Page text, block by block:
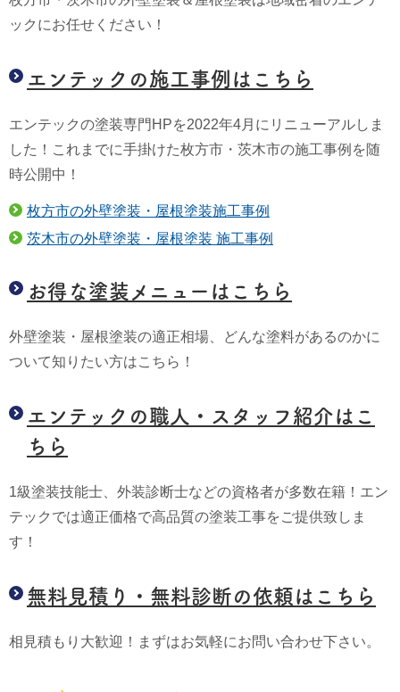
ックにお任せください！
エンテックの施工事例はこちら
エンテックの塗装専門HPを2022年4月にリニューアルしま
した！これまでに手掛けた枚方市・茨木市の施工事例を随
時公開中！
枚方市の外壁塗装・屋根塗装施工事例
茨木市の外壁塗装・屋根塗装 施工事例
お得な塗装メニューはこちら
外壁塗装・屋根塗装の適正相場、どんな塗料があるのかに
ついて知りたい方はこちら！
エンテックの職人・スタッフ紹介はこ
ちら
1級塗装技能士、外装診断士などの資格者が多数在籍！エン
テックでは適正価格で高品質の塗装工事をご提供致しま
す！
無料見積り・無料診断の依頼はこちら
相見積もり大歓迎！まずはお気軽にお問い合わせ下さい。